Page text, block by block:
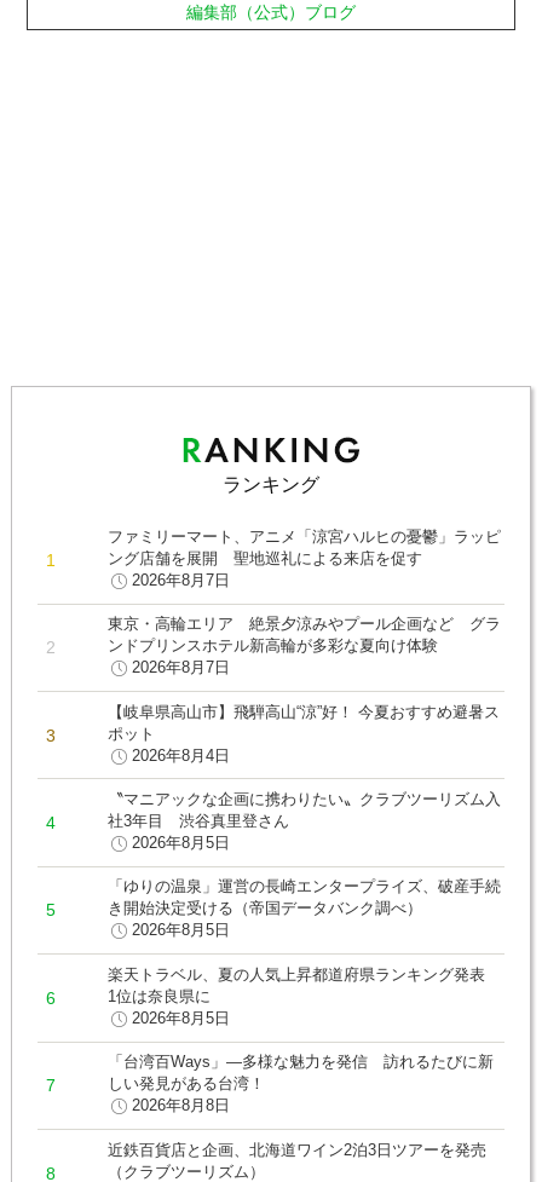
編集部（公式）ブログ
ランキング
ファミリーマート、アニメ「涼宮ハルヒの憂鬱」ラッピ
ング店舗を展開 聖地巡礼による来店を促す
2026年8月7日
東京・高輪エリア 絶景夕涼みやプール企画など グラ
ンドプリンスホテル新高輪が多彩な夏向け体験
2026年8月7日
【岐阜県高山市】飛騨高山“涼”好！ 今夏おすすめ避暑ス
ポット
2026年8月4日
〝マニアックな企画に携わりたい〟クラブツーリズム入
社3年目 渋谷真里登さん
2026年8月5日
「ゆりの温泉」運営の長崎エンタープライズ、破産手続
き開始決定受ける（帝国データバンク調べ）
2026年8月5日
楽天トラベル、夏の人気上昇都道府県ランキング発表
1位は奈良県に
2026年8月5日
「台湾百Ways」―多様な魅力を発信 訪れるたびに新
しい発見がある台湾！
2026年8月8日
近鉄百貨店と企画、北海道ワイン2泊3日ツアーを発売
（クラブツーリズム）